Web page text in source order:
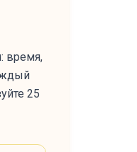
время,
25